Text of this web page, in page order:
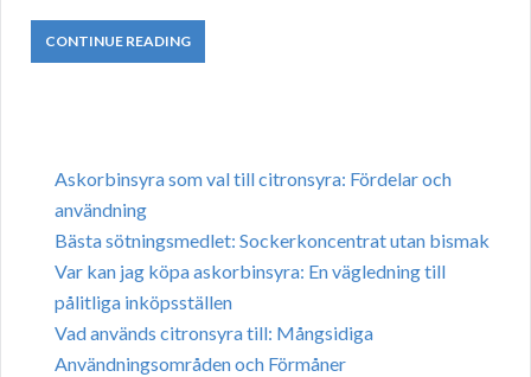
CONTINUE READING
Askorbinsyra som val till citronsyra: Fördelar och
användning
Bästa sötningsmedlet: Sockerkoncentrat utan bismak
Var kan jag köpa askorbinsyra: En vägledning till
pålitliga inköpsställen
Vad används citronsyra till: Mångsidiga
Användningsområden och Förmåner